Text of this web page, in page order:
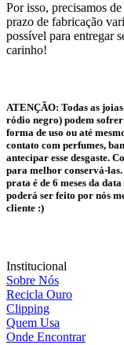
Por isso, precisamos
prazo de fabricação
possível para entregar
carinho!
ATENÇÃO: Todas as
ródio negro) podem
forma de uso ou até
contato com perfumes,
antecipar esse desgaste.
para melhor conservá-las.
prata é de 6 meses da
poderá ser feito por nós
cliente :)
Institucional
Sobre Nós
Recicla Ouro
Clipping
Quem Usa
Onde Encontrar